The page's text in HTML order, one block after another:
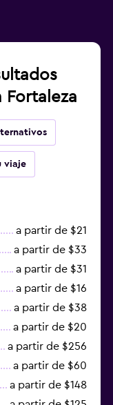
Fortaleza
viaje
a partir de $21
a partir de $33
a partir de $31
a partir de $16
a partir de $38
a partir de $20
a partir de $256
a partir de $60
a partir de $148